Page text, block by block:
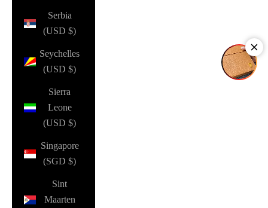
Serbia
(USD $)
Seychelles
(USD $)
Sierra
Leone
(USD $)
Singapore
(SGD $)
Sint
Maarten